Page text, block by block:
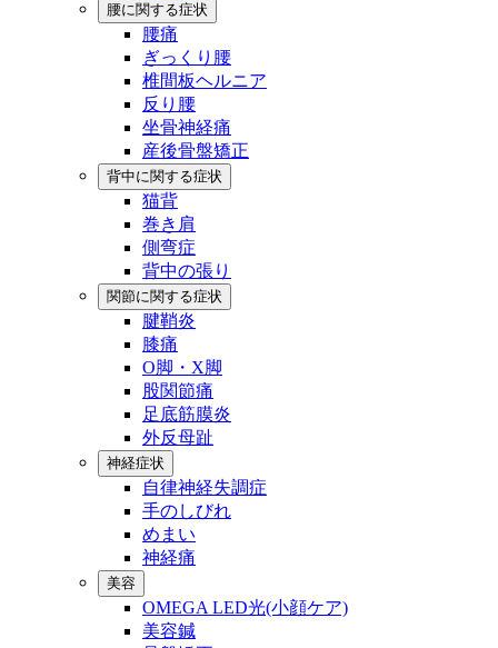
腰に関する症状
腰痛
ぎっくり腰
椎間板ヘルニア
反り腰
坐骨神経痛
産後骨盤矯正
背中に関する症状
猫背
巻き肩
側弯症
背中の張り
関節に関する症状
腱鞘炎
膝痛
O脚・X脚
股関節痛
足底筋膜炎
外反母趾
神経症状
自律神経失調症
手のしびれ
めまい
神経痛
美容
OMEGA LED光(小顔ケア)
美容鍼